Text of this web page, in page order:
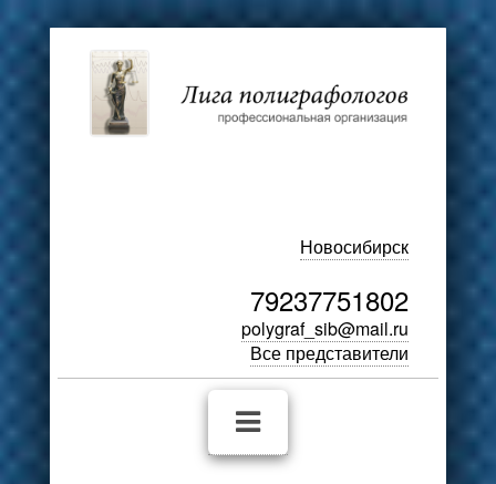
Новосибирск
79237751802
polygraf_sib@mail.ru
Все представители